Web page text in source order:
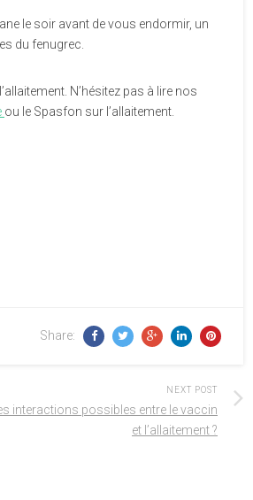
le soir avant de vous endormir, un
du fenugrec.
N’hésitez pas à lire nos
ou le Spasfon sur l’allaitement.
Share:
NEXT POST
interactions possibles entre le vaccin
et l’allaitement ?